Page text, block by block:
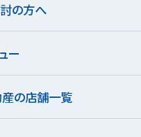
の方へ
ー
の店舗一覧